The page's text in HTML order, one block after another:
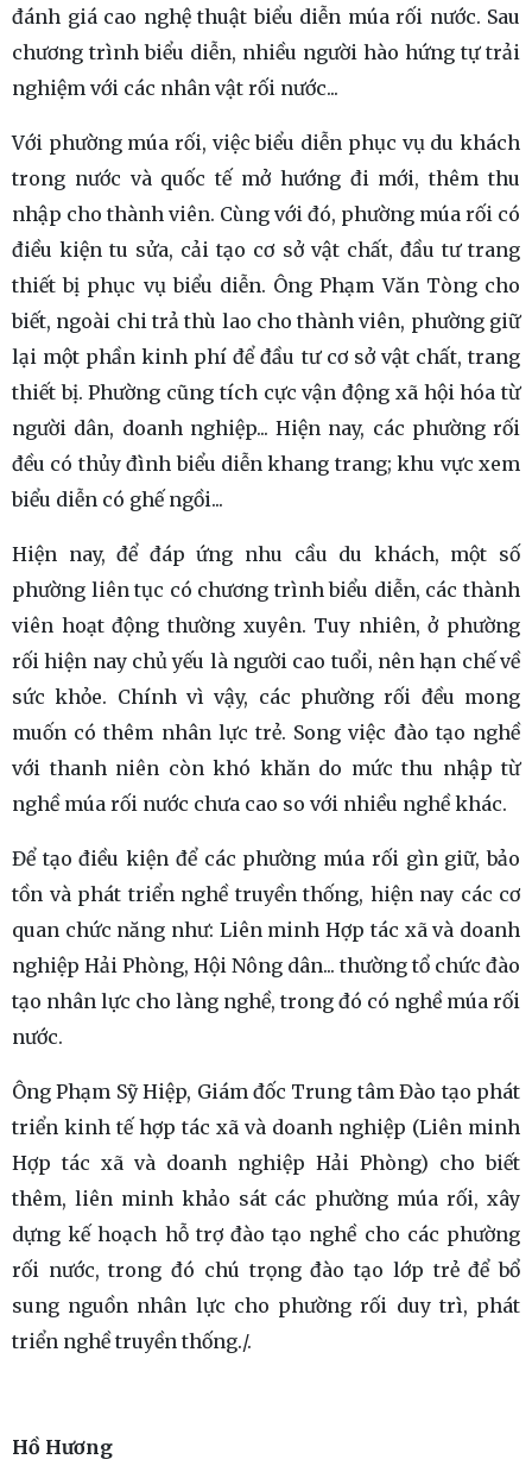
đánh giá cao nghệ thuật biểu diễn múa rối nước. Sau
chương trình biểu diễn, nhiều người hào hứng tự trải
nghiệm với các nhân vật rối nước...
Với phường múa rối, việc biểu diễn phục vụ du khách
trong nước và quốc tế mở hướng đi mới, thêm thu
nhập cho thành viên. Cùng với đó, phường múa rối có
điều kiện tu sửa, cải tạo cơ sở vật chất, đầu tư trang
thiết bị phục vụ biểu diễn. Ông Phạm Văn Tòng cho
biết, ngoài chi trả thù lao cho thành viên, phường giữ
lại một phần kinh phí để đầu tư cơ sở vật chất, trang
thiết bị. Phường cũng tích cực vận động xã hội hóa từ
người dân, doanh nghiệp... Hiện nay, các phường rối
đều có thủy đình biểu diễn khang trang; khu vực xem
biểu diễn có ghế ngồi...
Hiện nay, để đáp ứng nhu cầu du khách, một số
phường liên tục có chương trình biểu diễn, các thành
viên hoạt động thường xuyên. Tuy nhiên, ở phường
rối hiện nay chủ yếu là người cao tuổi, nên hạn chế về
sức khỏe. Chính vì vậy, các phường rối đều mong
muốn có thêm nhân lực trẻ. Song việc đào tạo nghề
với thanh niên còn khó khăn do mức thu nhập từ
nghề múa rối nước chưa cao so với nhiều nghề khác.
Để tạo điều kiện để các phường múa rối gìn giữ, bảo
tồn và phát triển nghề truyền thống, hiện nay các cơ
quan chức năng như: Liên minh Hợp tác xã và doanh
nghiệp Hải Phòng, Hội Nông dân... thường tổ chức đào
tạo nhân lực cho làng nghề, trong đó có nghề múa rối
nước.
Ông Phạm Sỹ Hiệp, Giám đốc Trung tâm Đào tạo phát
triển kinh tế hợp tác xã và doanh nghiệp (Liên minh
Hợp tác xã và doanh nghiệp Hải Phòng) cho biết
thêm, liên minh khảo sát các phường múa rối, xây
dựng kế hoạch hỗ trợ đào tạo nghề cho các phường
rối nước, trong đó chú trọng đào tạo lớp trẻ để bổ
sung nguồn nhân lực cho phường rối duy trì, phát
triển nghề truyền thống./.
Hồ Hương